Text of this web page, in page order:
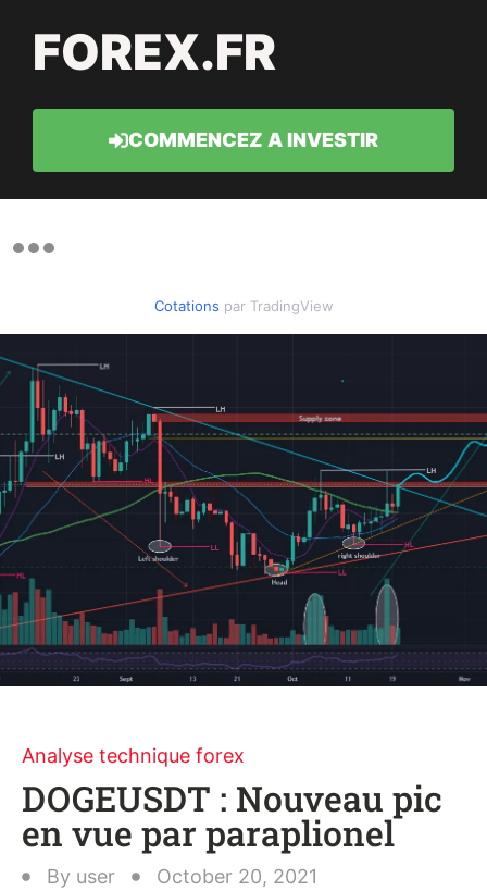
FOREX.FR
COMMENCEZ A INVESTIR
Cotations par TradingView
Analyse technique forex
DOGEUSDT : Nouveau pic
en vue par paraplionel
By user
October 20, 2021